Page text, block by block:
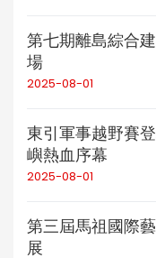
第七期離島綜合
場
2025-08-01
東引軍事越野賽
嶼熱血序幕
2025-08-01
第三屆馬祖國際
展